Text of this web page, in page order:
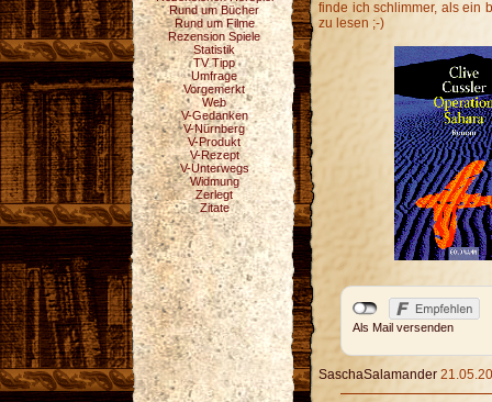
Rund um Bücher
Rund um Filme
Rezension Spiele
Statistik
TV Tipp
Umfrage
Vorgemerkt
Web
V-Gedanken
V-Nürnberg
V-Produkt
V-Rezept
V-Unterwegs
Widmung
Zerlegt
Zitate
finde ich schlimmer, als ein
zu lesen ;-)
Als Mail versenden
SaschaSalamander